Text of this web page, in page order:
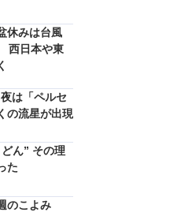
0ミリ
1m/s
0
1m/s
休みは台風
西日本や東
は「ペルセ
の流星が出現
ん” その理
た
のこよみ